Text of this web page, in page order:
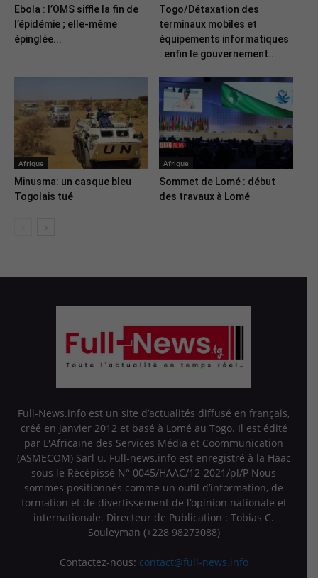
Ebola : l’OMS siffle la fin de
l’épidémie ; elle-même
épinglée...
Togo/Détaxation des
terminaux mobiles et
équipements informatiques
: enfin le gouvernement...
Afrique
Minusma: un casque bleu
Togolais tué
Afrique
Sommet de Lomé : début
des travaux à Lomé
Full-News.info est un site d’actualités diffusé en français,
créé en janvier 2012 et basé à Lomé au Togo. Il est édité
par L'Africaine des Services Média et Coommunication
(ASMECOM) Sarl u. Full-news.info est enregistré à la Haac
sous le Récépissé N° 0045/HAAC/12-2021/pl/P Nous
sommes positionnés comme un outil d’information, de
formation et de divertissement de l’opinion nationale et
internationale. Directeur de Publication : Tobias C.
Souleyman (+228 98273088)
Contactez-nous: contact@full-news.info